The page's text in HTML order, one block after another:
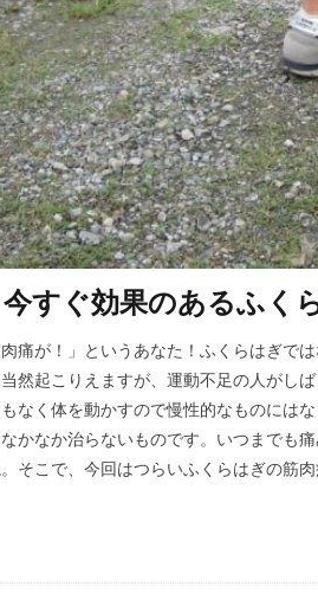
すぐ効果のあるふく
肉痛が！」というあなた！ふくらはぎで
然起こりえますが、運動不足の人がし
もなく体を動かすので慢性的なものには
かなか治らないものです。いつまでも
そこで、今回はつらいふくらはぎの筋